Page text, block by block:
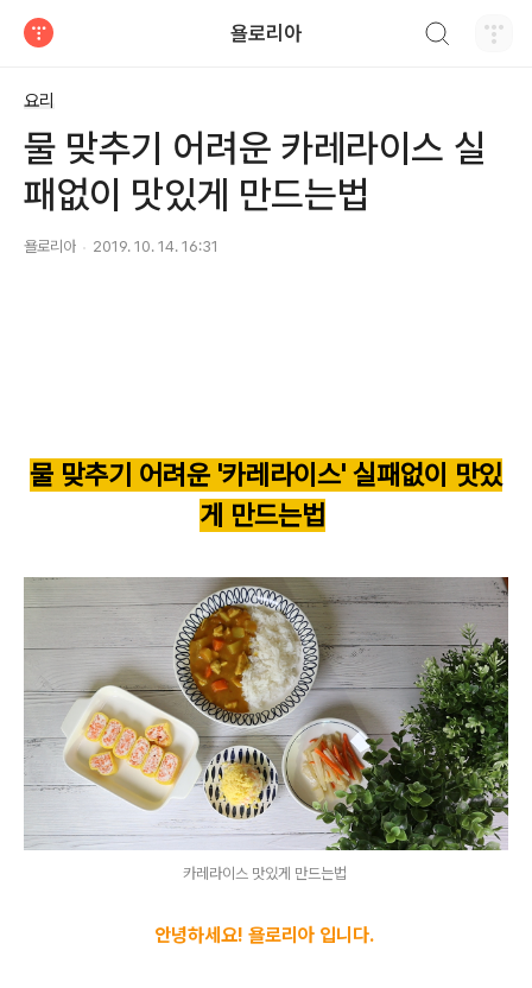
욜로리아
요리
물 맞추기 어려운 카레라이스 실
패없이 맛있게 만드는법
욜로리아 2019. 10. 14. 16:31
물 맞추기 어려운 '카레라이스' 실패없이 맛있
게 만드는법
카레라이스 맛있게 만드는법
안녕하세요! 욜로리아 입니다.